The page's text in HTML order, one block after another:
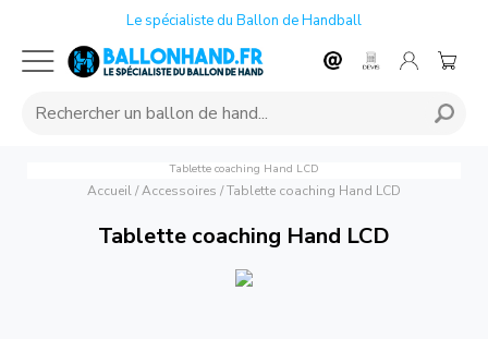
Le spécialiste du Ballon de Handball
Tablette coaching Hand LCD
Accueil/Accessoires /Tablette coaching Hand LCD
Tablette coaching Hand LCD